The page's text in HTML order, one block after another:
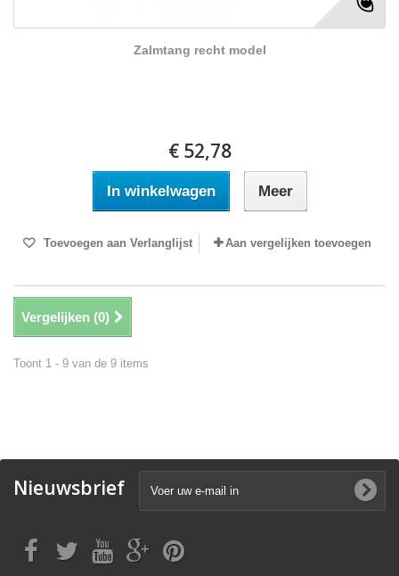
Zalmtang recht model
€ 52,78
In winkelwagen Meer
Toevoegen aan Verlanglijst Aan vergelijken toevoegen
Vergelijken (0)
Toont 1 - 9 van de 9 items
Nieuwsbrief